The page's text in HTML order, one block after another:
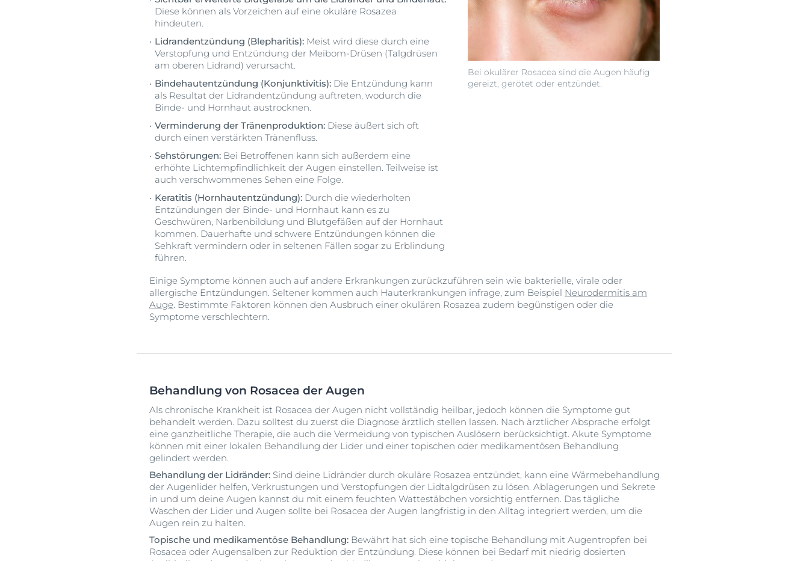
Bei okulärer Rosacea sind die Augen häufig
gereizt, gerötet oder entzündet.
Diese können als Vorzeichen auf eine okuläre Rosazea
hindeuten.
Lidrandentzündung (Blepharitis): Meist wird diese durch eine
Verstopfung und Entzündung der Meibom-Drüsen (Talgdrüsen
am oberen Lidrand) verursacht.
Bindehautentzündung (Konjunktivitis): Die Entzündung kann
als Resultat der Lidrandentzündung auftreten, wodurch die
Binde- und Hornhaut austrocknen.
Verminderung der Tränenproduktion: Diese äußert sich oft
durch einen verstärkten Tränenfluss.
Sehstörungen: Bei Betroffenen kann sich außerdem eine
erhöhte Lichtempfindlichkeit der Augen einstellen. Teilweise ist
auch verschwommenes Sehen eine Folge.
Keratitis (Hornhautentzündung): Durch die wiederholten
Entzündungen der Binde- und Hornhaut kann es zu
Geschwüren, Narbenbildung und Blutgefäßen auf der Hornhaut
kommen. Dauerhafte und schwere Entzündungen können die
Sehkraft vermindern oder in seltenen Fällen sogar zu Erblindung
führen.
Einige Symptome können auch auf andere Erkrankungen zurückzuführen sein wie bakterielle, virale oder
allergische Entzündungen. Seltener kommen auch Hauterkrankungen infrage, zum Beispiel Neurodermitis am
Auge . Bestimmte Faktoren können den Ausbruch einer okulären Rosazea zudem begünstigen oder die
Symptome verschlechtern.
Behandlung von Rosacea der Augen
Als chronische Krankheit ist Rosacea der Augen nicht vollständig heilbar, jedoch können die Symptome gut
behandelt werden. Dazu solltest du zuerst die Diagnose ärztlich stellen lassen. Nach ärztlicher Absprache erfolgt
eine ganzheitliche Therapie, die auch die Vermeidung von typischen Auslösern berücksichtigt. Akute Symptome
können mit einer lokalen Behandlung der Lider und einer topischen oder medikamentösen Behandlung
gelindert werden.
Behandlung der Lidränder: Sind deine Lidränder durch okuläre Rosazea entzündet, kann eine Wärmebehandlung
der Augenlider helfen, Verkrustungen und Verstopfungen der Lidtalgdrüsen zu lösen. Ablagerungen und Sekrete
in und um deine Augen kannst du mit einem feuchten Wattestäbchen vorsichtig entfernen. Das tägliche
Waschen der Lider und Augen sollte bei Rosacea der Augen langfristig in den Alltag integriert werden, um die
Augen rein zu halten.
Topische und medikamentöse Behandlung: Bewährt hat sich eine topische Behandlung mit Augentropfen bei
Rosacea oder Augensalben zur Reduktion der Entzündung. Diese können bei Bedarf mit niedrig dosierten